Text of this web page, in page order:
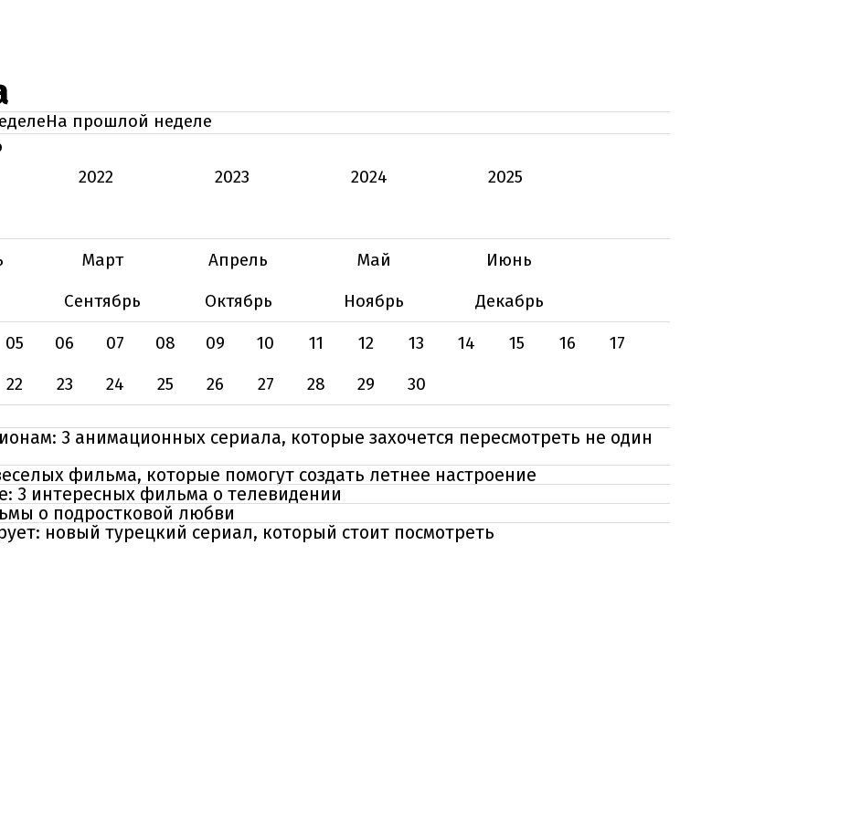
На прошлой неделе
2022 2023 2024
2025
Март Апрель Май
Июнь
Сентябрь Октябрь Ноябрь
Декабрь
05 06 07 08 09 10 11 12 13 14 15 16
17
22 23 24 25 26 27 28 29 30
3 анимационных сериала, которые захочется пересмотреть не один
фильма, которые помогут создать летнее настроение
3 интересных фильма о телевидении
о подростковой любви
новый турецкий сериал, который стоит посмотреть